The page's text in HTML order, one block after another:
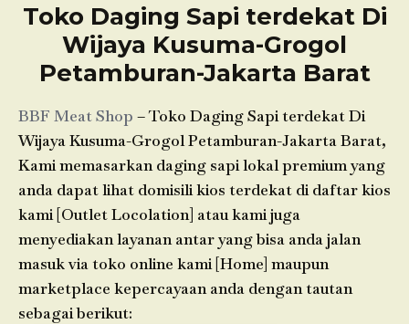
Toko Daging Sapi terdekat Di
Wijaya Kusuma-Grogol
Petamburan-Jakarta Barat
BBF Meat Shop – Toko Daging Sapi terdekat Di
Wijaya Kusuma-Grogol Petamburan-Jakarta Barat,
Kami memasarkan daging sapi lokal premium yang
anda dapat lihat domisili kios terdekat di daftar kios
kami [Outlet Locolation] atau kami juga
menyediakan layanan antar yang bisa anda jalan
masuk via toko online kami [Home] maupun
marketplace kepercayaan anda dengan tautan
sebagai berikut: